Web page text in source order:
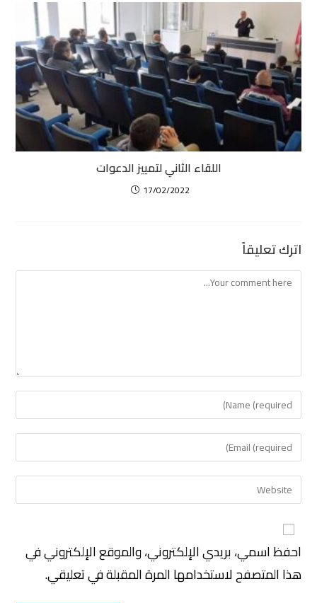
اللقاء الثاني لتمييز الدعوات
17/02/2022
اترك تعليقاً
احفظ اسمي، بريدي الإلكتروني، والموقع الإلكتروني في
هذا المتصفح لاستخدامها المرة المقبلة في تعليقي.